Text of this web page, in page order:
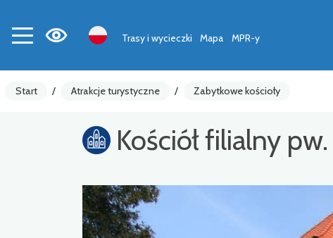
Trasy i wycieczki Mapa MPR-y
Start / Atrakcje turystyczne / Zabytkowe kościoły
Kościół filialny